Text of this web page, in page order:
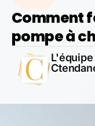
Comment
pompe à
L'équipe